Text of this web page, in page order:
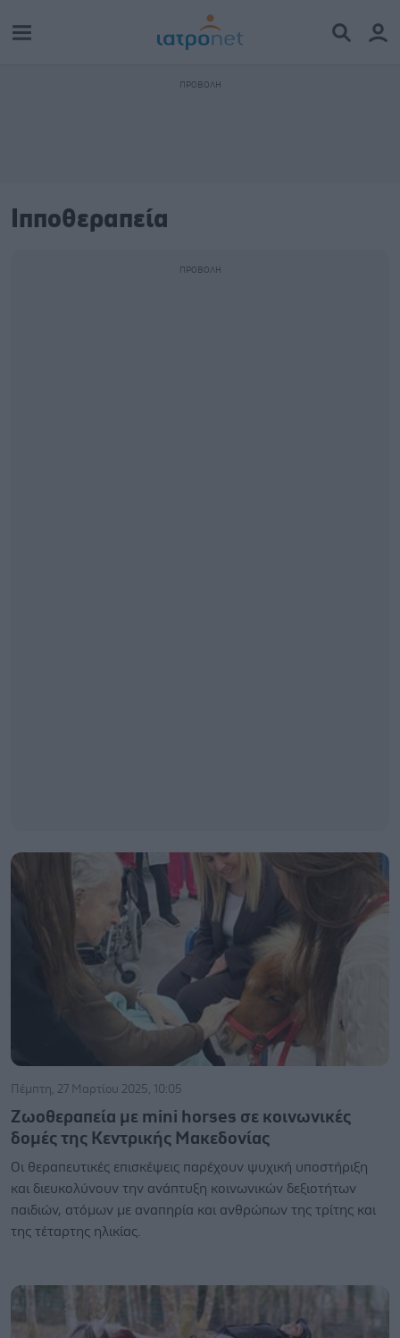
Ιπποθεραπεία
Πέμπτη, 27 Μαρτίου 2025, 10:05
Ζωοθεραπεία με mini horses σε κοινωνικές
δομές της Κεντρικής Μακεδονίας
Οι θεραπευτικές επισκέψεις παρέχουν ψυχική υποστήριξη
και διευκολύνουν την ανάπτυξη κοινωνικών δεξιοτήτων
παιδιών, ατόμων με αναπηρία και ανθρώπων της τρίτης και
της τέταρτης ηλικίας.